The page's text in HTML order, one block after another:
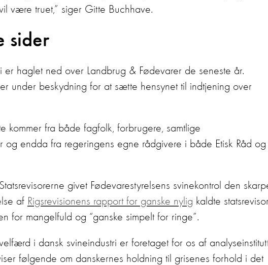
være truet,” siger Gitte Buchhave.
sider
er haglet ned over Landbrug & Fødevarer de seneste år.
under beskydning for at sætte hensynet til indtjening over
kommer fra både fagfolk, forbrugere, samtlige
og endda fra regeringens egne rådgivere i både Etisk Råd og
givet Fødevarestyrelsens svinekontrol den
af Rigsrevisionens rapport for ganske nylig kaldte
for mangelfuld og “ganske simpelt for ringe”.
i dansk svineindustri er foretaget for os af
følgende om danskernes holdning til grisenes forhold i det